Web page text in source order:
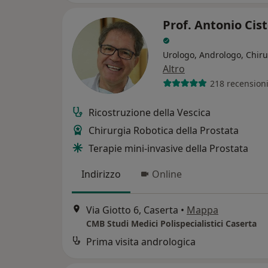
Prof. Antonio
Urologo, Andrologo,
Altro
218 recensioni
Ricostruzione della Vescica
Chirurgia Robotica della Prostata
Terapie mini-invasive della Prostata
Indirizzo
Online
Via Giotto 6, Caserta • Mappa
CMB Studi Medici Polispecialistici Caserta
Prima visita andrologica